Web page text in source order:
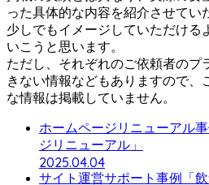
った具体的な内容を紹介させてい
少しでもイメージしていただける
いこうと思います。
ただし、それぞれのご依頼者のプ
きない情報などもありますので、
な情報は掲載していません。
ホームページリニューアル
ジリニューアル」
2025.04.04
サイト運営サポート事例「